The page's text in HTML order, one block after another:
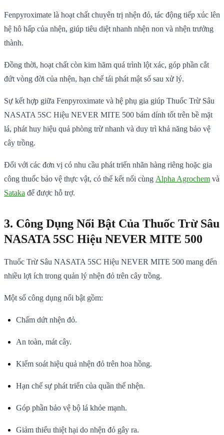
Fenpyroximate là hoạt chất chuyên trị nhện đỏ, tác động tiếp xúc lên
hệ hô hấp của nhện, giúp tiêu diệt nhanh nhện non và nhện trưởng
thành.
Đồng thời, hoạt chất còn kim hãm quá trình lột xác, góp phần cắt
đứt vòng đời của nhện, hạn chế tái phát mật số sau xử lý.
Sự kết hợp giữa Fenpyroximate và hệ phụ gia giúp Thuốc Trừ Sâu
NASATA 5SC Hiệu NEVER MITE 500 bám dính tốt trên bề mặt
lá, phát huy hiệu quả phòng trừ nhanh và duy trì khả năng bảo vệ
cây trồng.
Đối với các đơn vị có nhu cầu phát triển nhãn hàng riêng hoặc gia
công thuốc bảo vệ thực vật, có thể kết nối cùng Alpha Agrochem và
Sataka để được hỗ trợ.
3. Công Dụng Nổi Bật Của Thuốc Trừ Sâu
NASATA 5SC Hiệu NEVER MITE 500
Thuốc Trừ Sâu NASATA 5SC Hiệu NEVER MITE 500 mang đến
nhiều lợi ích trong quản lý nhện đỏ trên cây trồng.
Một số công dụng nổi bật gồm:
Chấm dứt nhện đỏ.
An toàn, mát cây.
Kiểm soát hiệu quả nhện đỏ trên hoa hồng.
Hạn chế sự phát triển của quần thể nhện.
Góp phần bảo vệ bộ lá khỏe mạnh.
Giảm thiểu thiệt hại do nhện đỏ gây ra.